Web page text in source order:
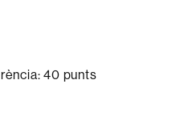
40 punts